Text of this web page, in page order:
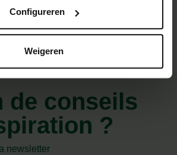
Configureren
Weigeren
de conseils
?
newsletter